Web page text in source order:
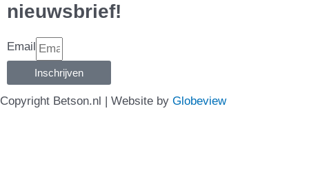
nieuwsbrief!
Email
Inschrijven
Copyright Betson.nl | Website by Globeview